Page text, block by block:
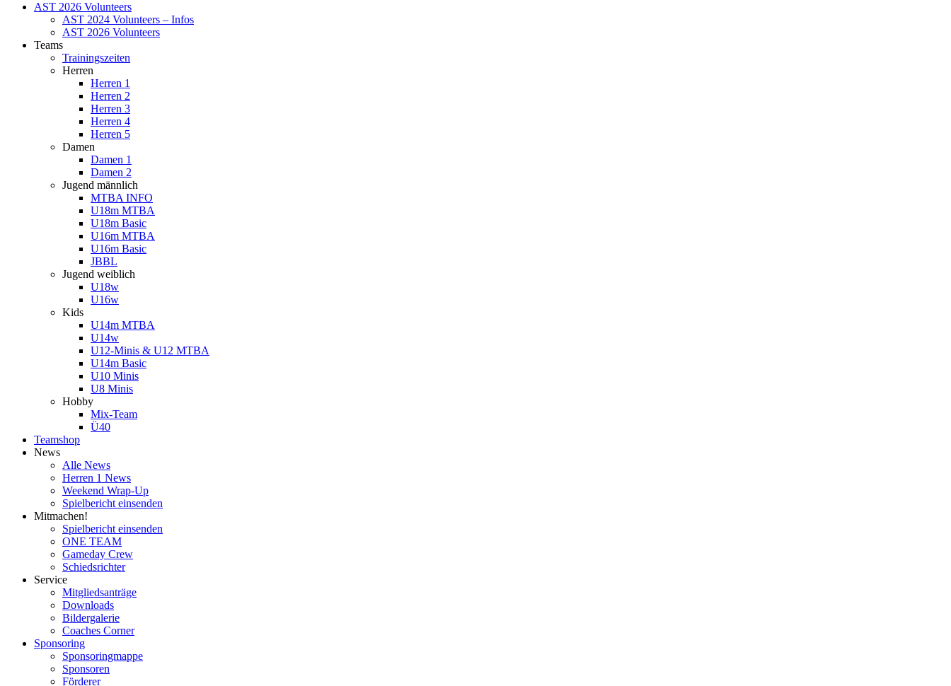
AST 2026 Volunteers
AST 2024 Volunteers – Infos
AST 2026 Volunteers
Teams
Trainingszeiten
Herren
Herren 1
Herren 2
Herren 3
Herren 4
Herren 5
Damen
Damen 1
Damen 2
Jugend männlich
MTBA INFO
U18m MTBA
U18m Basic
U16m MTBA
U16m Basic
JBBL
Jugend weiblich
U18w
U16w
Kids
U14m MTBA
U14w
U12-Minis & U12 MTBA
U14m Basic
U10 Minis
U8 Minis
Hobby
Mix-Team
Ü40
Teamshop
News
Alle News
Herren 1 News
Weekend Wrap-Up
Spielbericht einsenden
Mitmachen!
Spielbericht einsenden
ONE TEAM
Gameday Crew
Schiedsrichter
Service
Mitgliedsanträge
Downloads
Bildergalerie
Coaches Corner
Sponsoring
Sponsoringmappe
Sponsoren
Förderer